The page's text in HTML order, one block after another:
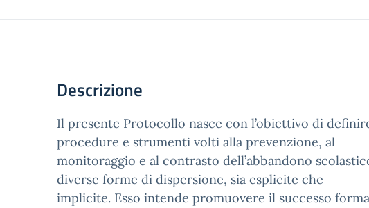
Descrizione
Il presente Protocollo nasce con l’obiettivo di
procedure e strumenti volti alla prevenzione, al
monitoraggio e al contrasto dell’abbandono
diverse forme di dispersione, sia esplicite che
implicite. Esso intende promuovere il successo